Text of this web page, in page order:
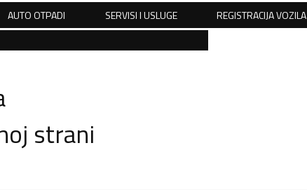
AUTO OTPADI SERVISI I USLUGE REGISTRACIJA VOZILA
strani